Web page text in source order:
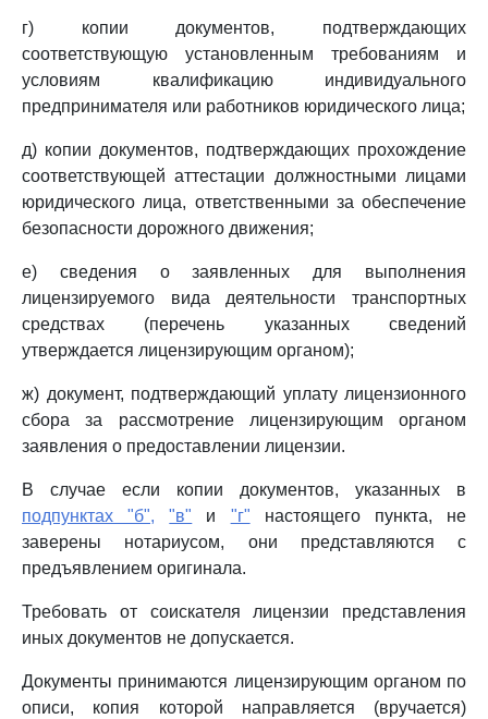
г) копии документов, подтверждающих
соответствующую установленным требованиям и
условиям квалификацию индивидуального
предпринимателя или работников юридического лица;
д) копии документов, подтверждающих прохождение
соответствующей аттестации должностными лицами
юридического лица, ответственными за обеспечение
безопасности дорожного движения;
е) сведения о заявленных для выполнения
лицензируемого вида деятельности транспортных
средствах (перечень указанных сведений
утверждается лицензирующим органом);
ж) документ, подтверждающий уплату лицензионного
сбора за рассмотрение лицензирующим органом
заявления о предоставлении лицензии.
В случае если копии документов, указанных в
подпунктах "б",
"в" и "г" настоящего пункта, не
заверены нотариусом, они представляются с
предъявлением оригинала.
Требовать от соискателя лицензии представления
иных документов не допускается.
Документы принимаются лицензирующим органом по
описи, копия которой направляется (вручается)